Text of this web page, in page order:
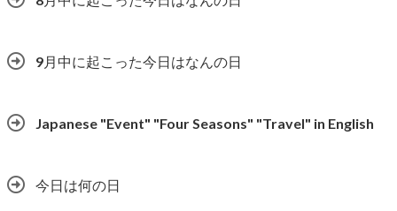
9月中に起こった今日はなんの日
Japanese "Event" "Four Seasons" "Travel" in English
今日は何の日